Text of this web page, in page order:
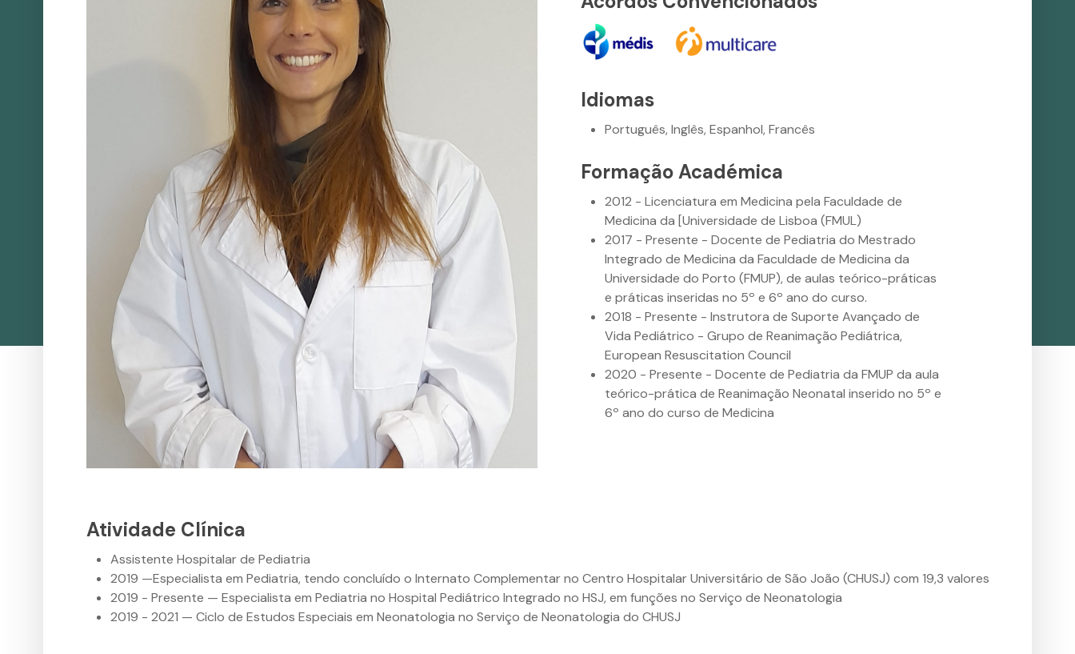
Idiomas
Português, Inglês, Espanhol, Francês
Formação Académica
2012 - Licenciatura em Medicina pela Faculdade de
Medicina da [Universidade de Lisboa (FMUL)
2017 - Presente - Docente de Pediatria do Mestrado
Integrado de Medicina da Faculdade de Medicina da
Universidade do Porto (FMUP), de aulas teórico-práticas
e práticas inseridas no 5º e 6º ano do curso.
2018 - Presente - Instrutora de Suporte Avançado de
Vida Pediátrico - Grupo de Reanimação Pediátrica,
European Resuscitation Council
2020 - Presente - Docente de Pediatria da FMUP da aula
teórico-prática de Reanimação Neonatal inserido no 5º e
6º ano do curso de Medicina
Atividade Clínica
Assistente Hospitalar de Pediatria
2019 —Especialista em Pediatria, tendo concluído o Internato Complementar no Centro Hospitalar Universitário de São João (CHUSJ) com 19,3 valores
2019 - Presente — Especialista em Pediatria no Hospital Pediátrico Integrado no HSJ, em funções no Serviço de Neonatologia
2019 - 2021 — Ciclo de Estudos Especiais em Neonatologia no Serviço de Neonatologia do CHUSJ